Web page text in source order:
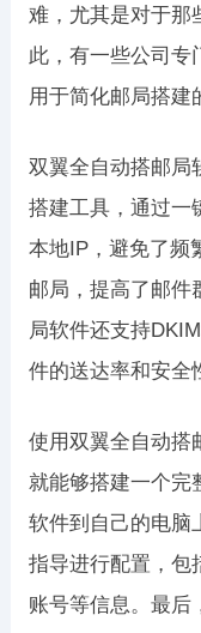
难，尤其是对于那
此，有一些公司专
用于简化邮局搭建
双翼全自动搭邮局
搭建工具，通过一
本地IP，避免了频
邮局，提高了邮件
局软件还支持
件的送达率和安全
使用双翼全自动搭
就能够搭建一个完
软件到自己的电脑
指导进行配置，包
账号等信息。最后